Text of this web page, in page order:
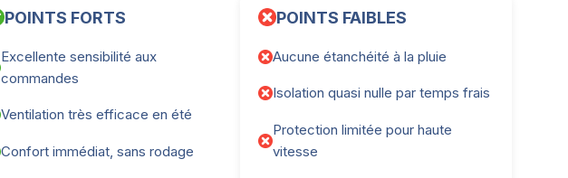
POINTS FORTS
Excellente sensibilité aux
commandes
Ventilation très efficace en été
Confort immédiat, sans rodage
POINTS FAIBLES
Aucune étanchéité à la pluie
Isolation quasi nulle par temps frais
Protection limitée pour haute
vitesse